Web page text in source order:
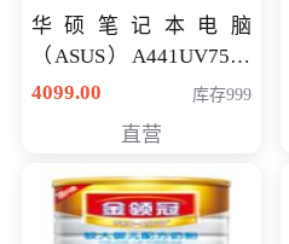
华硕笔记本电脑
（ASUS）A441UV7500
顽石（7代i7-7500U 4G
4099.00 库存999
直营